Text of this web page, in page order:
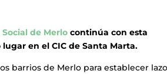
de Merlo continúa con esta
en el CIC de Santa Marta.
barrios de Merlo para establecer